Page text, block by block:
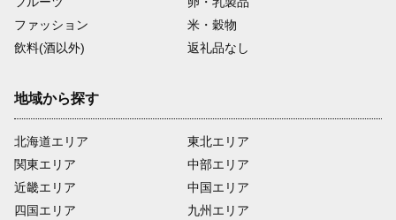
ファッション
米・穀物
飲料(酒以外)
返礼品なし
地域から探す
北海道エリア
関東エリア
近畿エリア
四国エリア
東北エリア
中部エリア
中国エリア
九州エリア